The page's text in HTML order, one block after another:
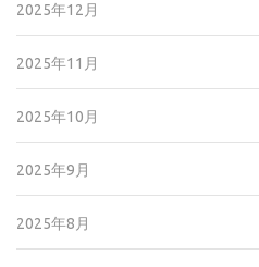
2025年12月
2025年11月
2025年10月
2025年9月
2025年8月